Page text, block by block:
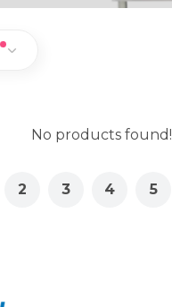
No products found!
2 3 4 5